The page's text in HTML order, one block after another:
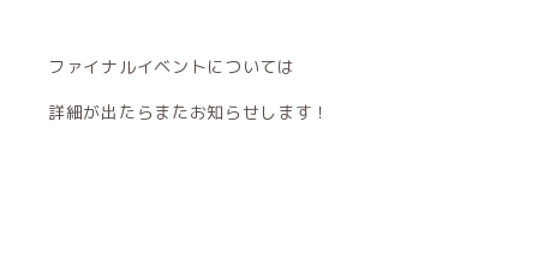
ファイナルイベントについては
詳細が出たらまたお知らせします！